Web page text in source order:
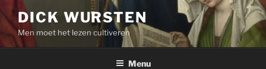
Skip
to
content
DICK WURSTEN
Men moet het lezen cultiveren
Menu